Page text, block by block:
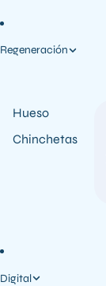
Regeneración
Hueso
Chinchetas
Digital